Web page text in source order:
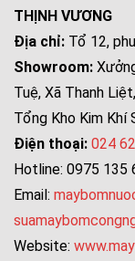
THỊNH VƯƠNG
Địa chỉ: Tổ 12,
Showroom:
Tuệ, Xã Thanh
Tổng Kho Kim Khí
Điện thoại: 024
Hotline: 0975 135
Email:
Website: